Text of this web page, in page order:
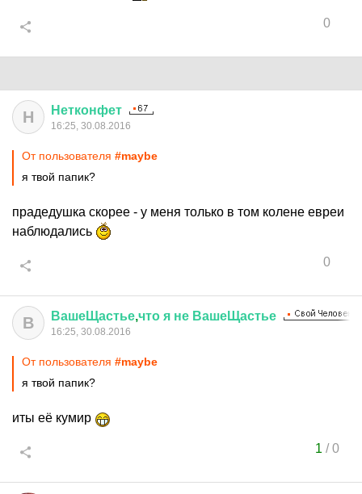
0
Н Нетконфет
16:25, 30.08.2016
От пользователя #maybe
я твой папик?
прадедушка скорее - у меня только в том колене евреи
наблюдались
0
В ВашеЩастье,что я не ВашеЩастье
16:25, 30.08.2016
От пользователя #maybe
я твой папик?
иты её кумир
1 /0